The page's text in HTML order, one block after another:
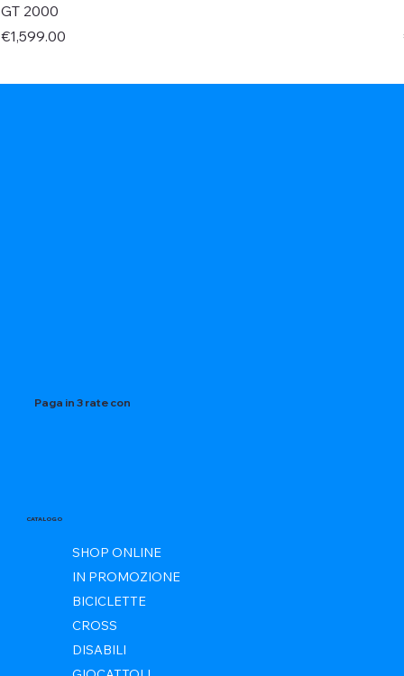
GT 2000
Price
€1,599.00
Paga in 3 rate con
CATALOGO
SHOP ONLINE
IN PROMOZIONE
BICICLETTE
CROSS
DISABILI